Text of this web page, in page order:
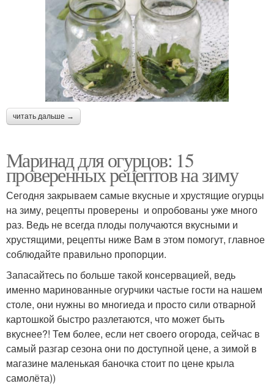
читать дальше →
Маринад для огурцов: 15
проверенных рецептов на зиму
Сегодня закрываем самые вкусные и хрустящие огурцы
на зиму, рецепты проверены и опробованы уже много
раз. Ведь не всегда плоды получаются вкусными и
хрустящими, рецепты ниже Вам в этом помогут, главное
соблюдайте правильно пропорции.
Запасайтесь по больше такой консервацией, ведь
именно маринованные огурчики частые гости на нашем
столе, они нужны во многиеда и просто сили отварной
картошкой быстро разлетаются, что может быть
вкуснее?! Тем более, если нет своего огорода, сейчас в
самый разгар сезона они по доступной цене, а зимой в
магазине маленькая баночка стоит по цене крыла
самолёта))